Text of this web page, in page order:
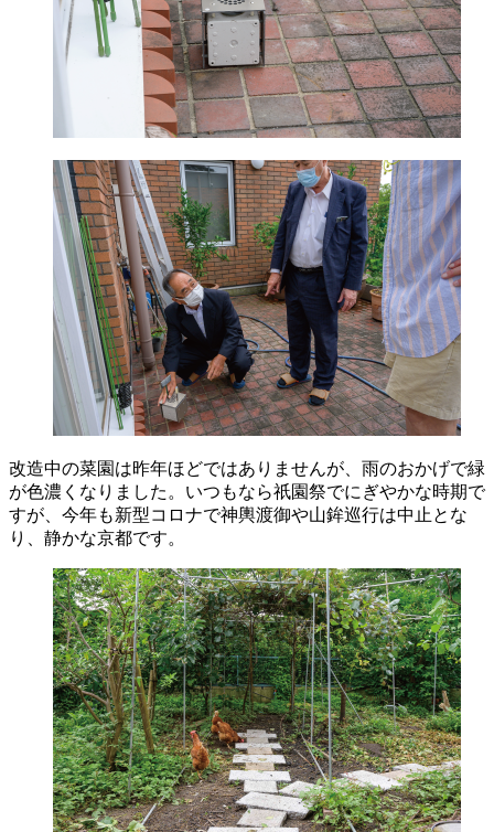
改造中の菜園は昨年ほどではありませんが、雨のおかげで緑
が色濃くなりました。いつもなら祇園祭でにぎやかな時期で
すが、今年も新型コロナで神輿渡御や山鉾巡行は中止とな
り、静かな京都です。